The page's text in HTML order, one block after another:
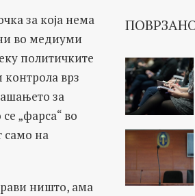
за која нема
во медиуми
политичките
контрола врз
за
„фарса“ во
само на
ништо, ама